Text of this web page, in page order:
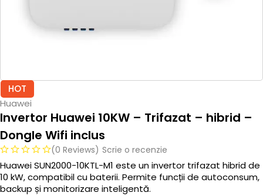
HOT
Huawei
Invertor Huawei 10KW – Trifazat – hibrid –
Dongle Wifi inclus
(0 Reviews) Scrie o recenzie
Huawei SUN2000-10KTL-M1 este un invertor trifazat hibrid de
10 kW, compatibil cu baterii. Permite funcții de autoconsum,
backup și monitorizare inteligentă.